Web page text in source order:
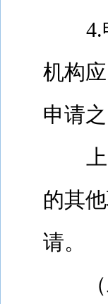
4.
机构
申请之
的其
请。